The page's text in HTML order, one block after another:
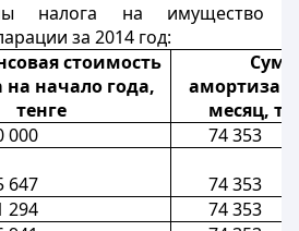
налога на имущество
за 2014 год:
стоимость
на начало года,
тенге
месяц,
000
74 353
647
74 353
294
74 353